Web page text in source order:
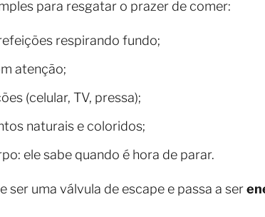
para resgatar o prazer de comer:
respirando fundo;
atenção;
(celular, TV, pressa);
naturais e coloridos;
ele sabe quando é hora de parar.
ser uma válvula de escape e passa a ser